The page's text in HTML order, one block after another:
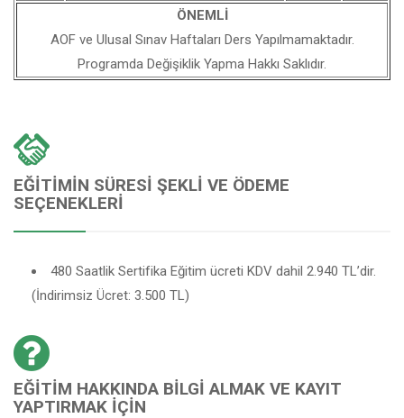
ÖNEMLİ
AOF ve Ulusal Sınav Haftaları Ders Yapılmamaktadır.
Programda Değişiklik Yapma Hakkı Saklıdır.
EĞITIMIN SÜRESI ŞEKLI VE ÖDEME
SEÇENEKLERI
480 Saatlik Sertifika Eğitim ücreti KDV dahil 2.940 TL’dir.
(İndirimsiz Ücret: 3.500 TL)
EĞITIM HAKKINDA BILGI ALMAK VE KAYIT
YAPTIRMAK İÇIN